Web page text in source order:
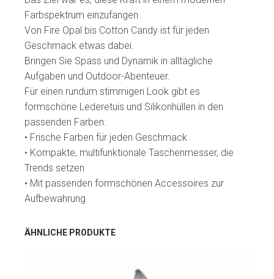
Farbspektrum einzufangen.
Von Fire Opal bis Cotton Candy ist für jeden
Geschmack etwas dabei.
Bringen Sie Spass und Dynamik in alltägliche
Aufgaben und Outdoor-Abenteuer.
Für einen rundum stimmigen Look gibt es
formschöne Lederetuis und Silikonhüllen in den
passenden Farben.
• Frische Farben für jeden Geschmack
• Kompakte, multifunktionale Taschenmesser, die
Trends setzen
• Mit passenden formschönen Accessoires zur
Aufbewahrung
ÄHNLICHE PRODUKTE